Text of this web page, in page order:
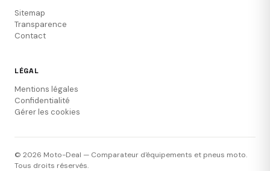
Sitemap
Transparence
Contact
LÉGAL
Mentions légales
Confidentialité
Gérer les cookies
© 2026 Moto-Deal — Comparateur d'équipements et pneus moto.
Tous droits réservés.